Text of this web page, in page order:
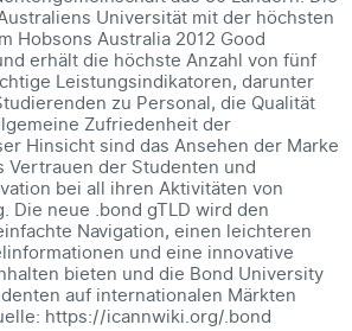
Universität mit der höchsten
Hobsons Australia 2012 Good
erhält die höchste Anzahl von fünf
Leistungsindikatoren, darunter
zu Personal, die Qualität
Zufriedenheit der
Hinsicht sind das Ansehen der Marke
Vertrauen der Studenten und
bei all ihren Aktivitäten von
Die neue .bond gTLD wird den
Navigation, einen leichteren
und eine innovative
bieten und die Bond University
auf internationalen Märkten
https://icannwiki.org/.bond